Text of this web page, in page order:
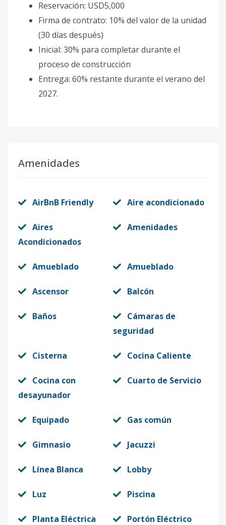
Reservación: USD5,000
Firma de contrato: 10% del valor de la unidad
(30 días después)
Inicial: 30% para completar durante el
proceso de construcción
Entrega: 60% restante durante el verano del
2027.
Amenidades
AirBnB Friendly Aire acondicionado
Aires
Acondicionados
Amenidades
Amueblado Amueblado
Ascensor Balcón
Baños
Cámaras de
seguridad
Cisterna Cocina Caliente
Cocina con
desayunador
Cuarto de Servicio
Equipado Gas común
Gimnasio Jacuzzi
Línea Blanca Lobby
Luz Piscina
Planta Eléctrica Portón Eléctrico